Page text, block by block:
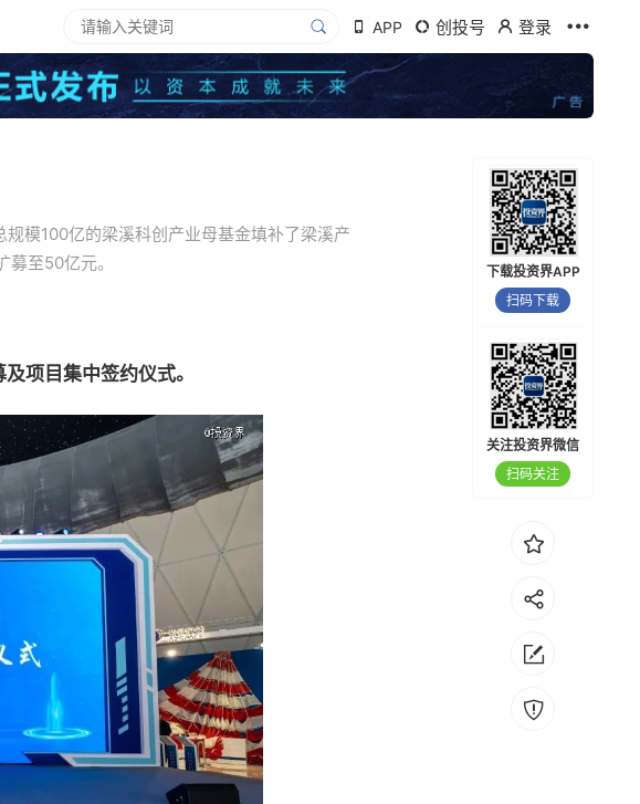
APP 创投号 登录
模100亿的梁溪科创产业母基金填补了梁溪产
至50亿元。
项目集中签约仪式。
下载投资界APP
扫码下载
关注投资界微信
扫码关注